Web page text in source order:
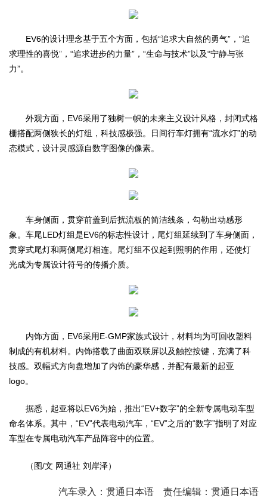
EV6的设计理念基于五个方面，包括“追求大自然的勇气”，“追
求理性的喜悦”，“追求进步的力量”，“生命与技术”以及“宁静与张
力”。
外观方面，EV6采用了独树一帜的未来主义设计风格，封闭式格
栅搭配两侧狭长的灯组，科技感极强。日间行车灯拥有“流水灯”的动
态模式，设计灵感源自数字图像的像素。
车身侧面，贯穿前盖到后扰流板的简洁线条，勾勒出动感形
象。车尾LED灯组是EV6的标志性设计，尾灯组延续到了车身侧面，
贯穿式尾灯和两侧尾灯相连。尾灯组不仅起到照明的作用，还使灯
光成为专属设计符号的传播介质。
内饰方面，EV6采用E-GMP家族式设计，材料均为可回收塑料
制成的有机材料。内饰搭载了曲面双联屏以及触控按键，充满了科
技感。双幅式方向盘增加了内饰的豪华感，并配有最新的起亚
logo。
据悉，起亚将以EV6为始，推出“EV+数字”的全新专属电动车型
命名体系。其中，“EV”代表电动汽车，“EV”之后的“数字”指明了对应
车型在专属电动汽车产品阵容中的位置。
（图/文 网通社 刘岸泽）
汽车录入：贯通日本语 责任编辑：贯通日本语